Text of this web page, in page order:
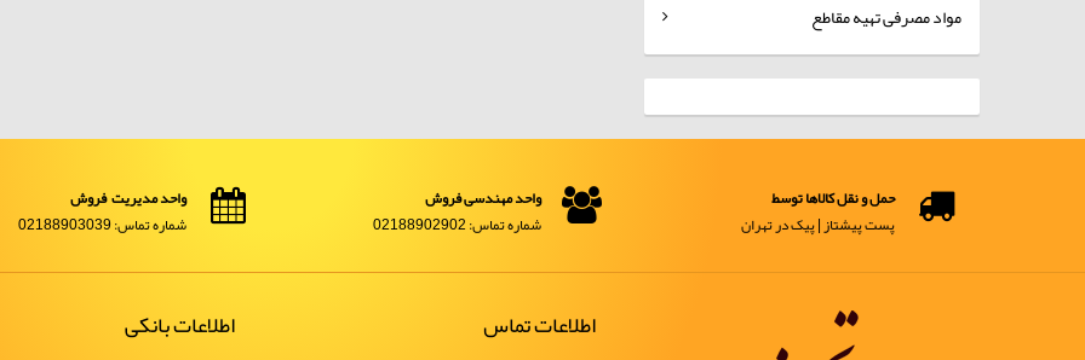
مواد مصرفی تهیه مقاطع
حمل و نقل کالاها توسط
پست پیشتاز | پیک در تهران
واحد مهندسی فروش
شماره تماس: 02188902902
واحد مدیریت فروش
شماره تماس: 02188903039
اطلاعات تماس اطلاعات بانکی